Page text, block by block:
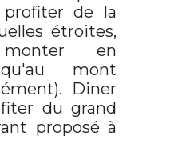
de la
étroites,
en
mont
Diner
du grand
proposé à